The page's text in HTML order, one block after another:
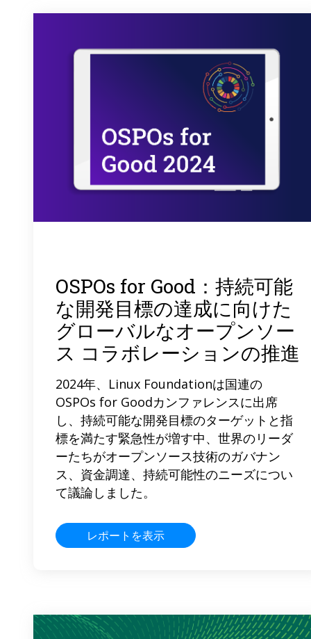
OSPOs for Good：持続可能
な開発目標の達成に向けた
グローバルなオープンソー
ス コラボレーションの推進
2024年、Linux Foundationは国連の
OSPOs for Goodカンファレンスに出席
し、持続可能な開発目標のターゲットと指
標を満たす緊急性が増す中、世界のリーダ
ーたちがオープンソース技術のガバナン
ス、資金調達、持続可能性のニーズについ
て議論しました。
レポートを表示